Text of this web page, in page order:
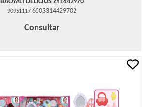
BAOYALI DELICIUS ZY1442970
90951117 6503314429702
Consultar